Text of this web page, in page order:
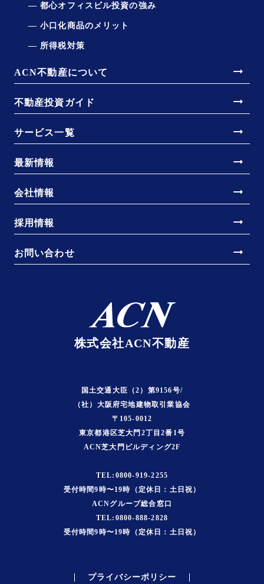
都心オフィスビル投資の強み
小口化商品のメリット
所得税対策
ACN不動産について arrow_right_alt
不動産投資ガイド arrow_right_alt
サービス一覧 arrow_right_alt
最新情報 arrow_right_alt
会社情報 arrow_right_alt
採用情報 arrow_right_alt
お問い合わせ arrow_right_alt
株式会社ACN不動産
国土交通大臣（2）第9156号/
（社）大阪府宅地建物取引業協会
〒105-0012
東京都港区芝大門2丁目2番1号
ACN芝大門ビルディング2F
TEL:0800-919-2255
受付時間9時〜19時（定休日：土日祝）
ACNグループ総合窓口
TEL:0800-888-2828
受付時間9時〜19時（定休日：土日祝）
プライバシーポリシー